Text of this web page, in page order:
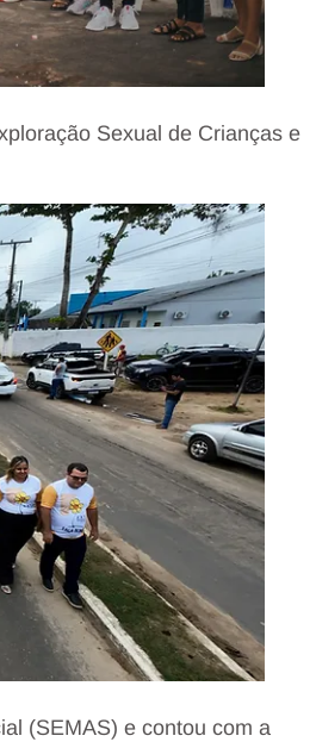
Sexual de Crianças e
(SEMAS) e contou com a